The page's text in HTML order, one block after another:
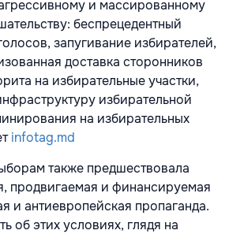
и массированному
беспрецедентный
запугивание избирателей,
доставка сторонников
на избирательные участки,
избирательной
на избирательных
infotag.md
также предшествовала
продвигаемая и финансируемая
и антиевропейская пропаганда.
об этих условиях, глядя на